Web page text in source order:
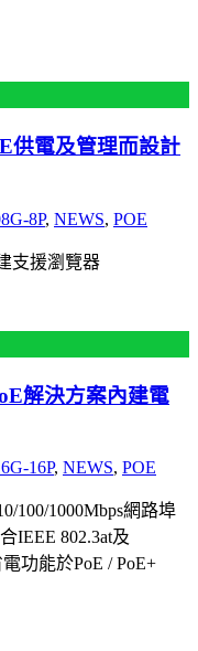
供電及管理而設計
8P, NEWS, POE
支援瀏覽器
解決方案內建電
16P, NEWS, POE
100/1000Mbps網路埠
IEEE 802.3at及
功能於PoE / PoE+